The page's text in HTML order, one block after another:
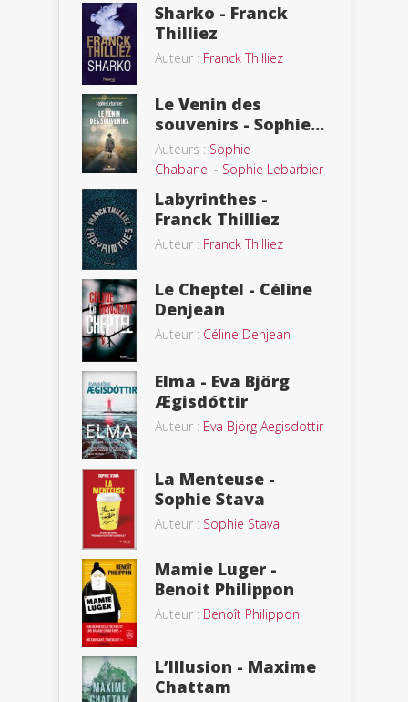
Sharko - Franck
Thilliez
Auteur : Franck Thilliez
Le Venin des
souvenirs - Sophie...
Auteurs : Sophie
Chabanel - Sophie Lebarbier
Labyrinthes -
Franck Thilliez
Auteur : Franck Thilliez
Le Cheptel - Céline
Denjean
Auteur : Céline Denjean
Elma - Eva Björg
Ægisdóttir
Auteur : Eva Björg Aegisdottir
La Menteuse -
Sophie Stava
Auteur : Sophie Stava
Mamie Luger -
Benoit Philippon
Auteur : Benoît Philippon
L’Illusion - Maxime
Chattam